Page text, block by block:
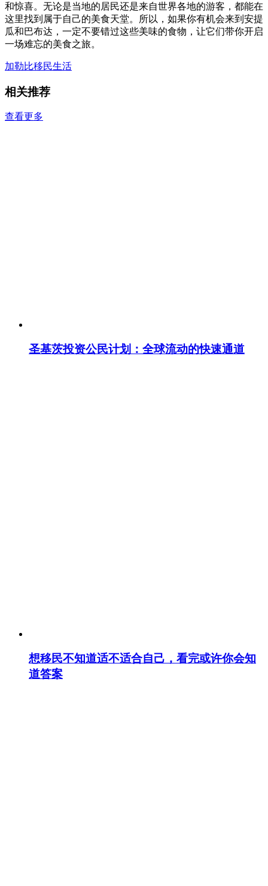
和惊喜。无论是当地的居民还是来自世界各地的游客，都能在
这里找到属于自己的美食天堂。所以，如果你有机会来到安提
瓜和巴布达，一定不要错过这些美味的食物，让它们带你开启
一场难忘的美食之旅。
加勒比移民生活
相关推荐
查看更多
圣基茨投资公民计划：全球流动的快速通道
想移民不知道适不适合自己，看完或许你会知
道答案